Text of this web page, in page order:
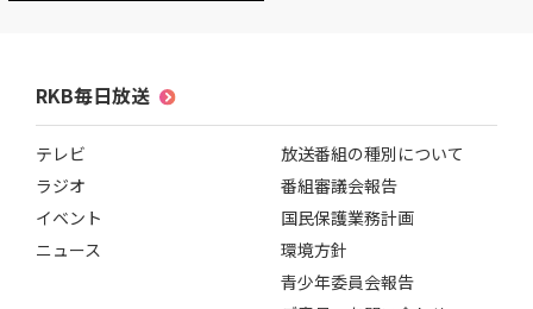
RKB毎日放送
テレビ
ラジオ
イベント
ニュース
放送番組の種別について
番組審議会報告
国民保護業務計画
環境方針
青少年委員会報告